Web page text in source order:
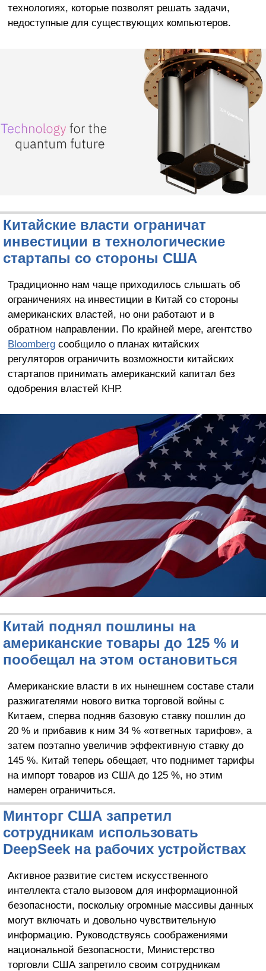
технологиях, которые позволят решать задачи,
недоступные для существующих компьютеров.
Китайские власти ограничат
инвестиции в технологические
стартапы со стороны США
Традиционно нам чаще приходилось слышать об
ограничениях на инвестиции в Китай со стороны
американских властей, но они работают и в
обратном направлении. По крайней мере, агентство
Bloombergсообщило о планах китайских
регуляторов ограничить возможности китайских
стартапов принимать американский капитал без
одобрения властей КНР.
Китай поднял пошлины на
американские товары до 125 % и
пообещал на этом остановиться
Американские власти в их нынешнем составе стали
разжигателями нового витка торговой войны с
Китаем, сперва подняв базовую ставку пошлин до
20 % и прибавив к ним 34 % «ответных тарифов», а
затем поэтапно увеличив эффективную ставку до
145 %. Китай теперь обещает, что поднимет тарифы
на импорт товаров из США до 125 %, но этим
намерен ограничиться.
Минторг США запретил
сотрудникам использовать
DeepSeek на рабочих устройствах
Активное развитие систем искусственного
интеллекта стало вызовом для информационной
безопасности, поскольку огромные массивы данных
могут включать и довольно чувствительную
информацию. Руководствуясь соображениями
национальной безопасности, Министерство
торговли США запретило своим сотрудникам